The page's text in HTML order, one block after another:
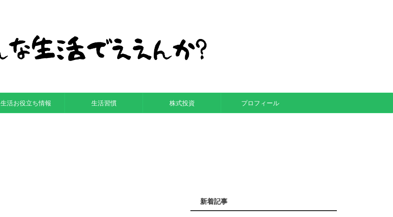
生活お役立ち情報 生活習慣 株式投資 プロフィール
新着記事